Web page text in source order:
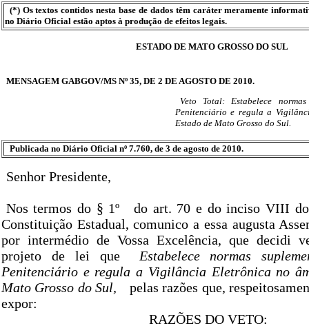
(*) Os textos contidos nesta base de dados têm caráter meramente
no Diário Oficial estão aptos à produção de efeitos legais.
ESTADO DE MATO GROSSO DO SUL
MENSAGEM GABGOV/MS Nº 35, DE 2 DE AGOSTO DE 2010.
Veto Total: Estabelece
Penitenciário e regula a
Estado de Mato Grosso do Sul.
Publicada no Diário Oficial nº 7.760, de 3 de agosto de 2010.
Senhor Presidente,
Nos termos do § 1º
do art. 70 e do inciso VIII
Constituição Estadual, comunico a essa augusta
por intermédio de Vossa Excelência, que decidi
projeto de lei que
Estabelece normas
Penitenciário e regula a Vigilância Eletrônica no
Mato Grosso do Sul,
pelas razões que,
expor:
RAZÕES DO VETO: